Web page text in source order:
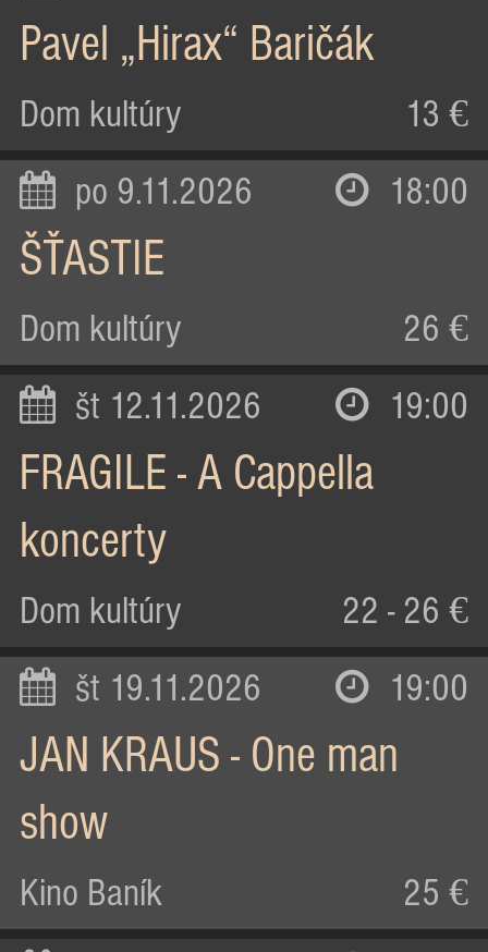
Pavel „Hirax“ Baričák
Dom kultúry 13 €
po 9.11.2026 18:00
ŠŤASTIE
Dom kultúry 26 €
št 12.11.2026 19:00
FRAGILE - A Cappella
koncerty
Dom kultúry 22 - 26 €
št 19.11.2026 19:00
JAN KRAUS - One man
show
Kino Baník 25 €